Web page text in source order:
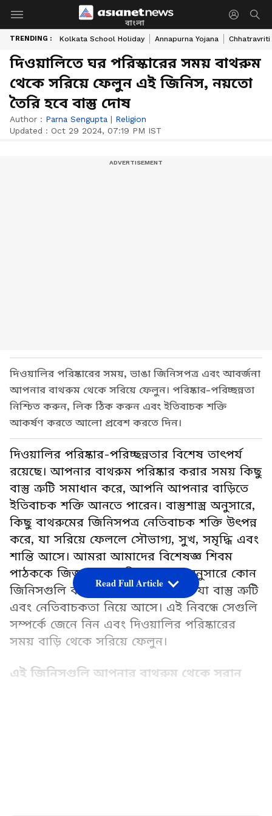
বাংলা
TRENDING : Kolkata School Holiday Annapurna Yojana Chhatravriti
দিওয়ালিতে ঘর পরিস্কারের সময় বাথরুম
থেকে সরিয়ে ফেলুন এই জিনিস, নয়তো
তৈরি হবে বাস্তু দোষ
Author : Parna Sengupta | Religion
Updated : Oct 29 2024, 07:19 PM IST
দিওয়ালির পরিষ্কারের সময়, ভাঙা জিনিসপত্র এবং আবর্জনা
আপনার বাথরুম থেকে সরিয়ে ফেলুন। পরিষ্কার-পরিচ্ছন্নতা
নিশ্চিত করুন, লিক ঠিক করুন এবং ইতিবাচক শক্তি
আকর্ষণ করতে আলো প্রবেশ করতে দিন।
দিওয়ালির পরিষ্কার-পরিচ্ছন্নতার বিশেষ তাৎপর্য
রয়েছে। আপনার বাথরুম পরিষ্কার করার সময় কিছু
বাস্তু ত্রুটি সমাধান করে, আপনি আপনার বাড়িতে
ইতিবাচক শক্তি আনতে পারেন। বাস্তুশাস্ত্র অনুসারে,
কিছু বাথরুমের জিনিসপত্র নেতিবাচক শক্তি উৎপন্ন
করে, যা সরিয়ে ফেললে সৌভাগ্য, সুখ, সমৃদ্ধি এবং
শান্তি আসে। আমরা আমাদের বিশেষজ্ঞ শিবম
পাঠককে জিজ্ঞাসা করেছি বাস্তুশাস্ত্র অনুসারে কোন
জিনিসগুলি বাথরুমে রাখা উচিত নয়, যা বাস্তু ত্রুটি
এবং নেতিবাচকতা নিয়ে আসে। এই নিবন্ধে সেগুলি
সম্পর্কে জেনে নিন এবং দিওয়ালির পরিষ্কারের
সময় বাড়ি থেকে সরিয়ে ফেলুন।
এই জিনিসগুলি আপনার বাথরুম থেকে সরান
Read Full Article